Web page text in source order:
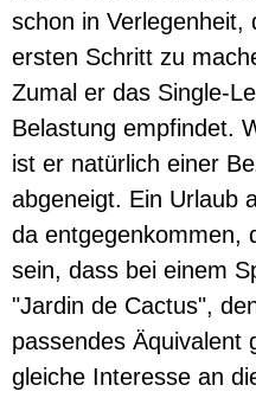
schon in Verlegenheit,
ersten Schritt zu
Zumal er das Single-
Belastung empfindet.
ist er natürlich einer
abgeneigt. Ein Urlaub
da entgegenkommen,
sein, dass bei einem
"Jardin de Cactus",
passendes Äquivalent
gleiche Interesse an